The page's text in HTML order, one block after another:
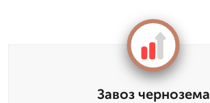
Завоз чернозема